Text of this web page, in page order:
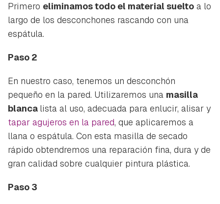
Primero eliminamos todo el material suelto a lo
largo de los desconchones rascando con una
espátula.
Paso 2
En nuestro caso, tenemos un desconchón
pequeño en la pared. Utilizaremos una masilla
blanca lista al uso, adecuada para enlucir, alisar y
tapar agujeros en la pared, que aplicaremos a
llana o espátula. Con esta masilla de secado
rápido obtendremos una reparación fina, dura y de
gran calidad sobre cualquier pintura plástica.
Paso 3